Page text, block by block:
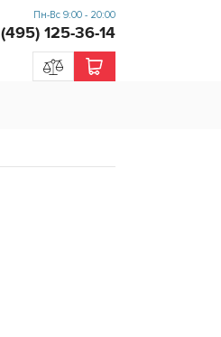
Пн-Вс 9:00 - 20:00
(495) 125-36-14